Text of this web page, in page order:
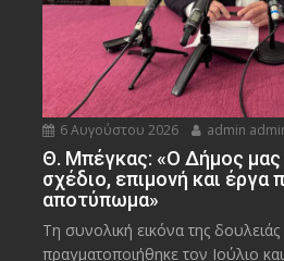
6 Αυγούστου 2026 admin
Θ. Μπέγκας: «Ο Δήμος μας
σχέδιο, επιμονή και έργα
αποτύπωμα»
Τη συνολική εικόνα της
πραγματοποιήθηκε τον Ιούλιο